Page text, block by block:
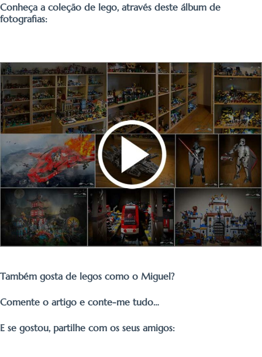
Conheça a coleção de lego, através deste álbum de
fotografias:
Também gosta de legos como o Miguel?
Comente o artigo e conte-me tudo…
E se gostou, partilhe com os seus amigos: